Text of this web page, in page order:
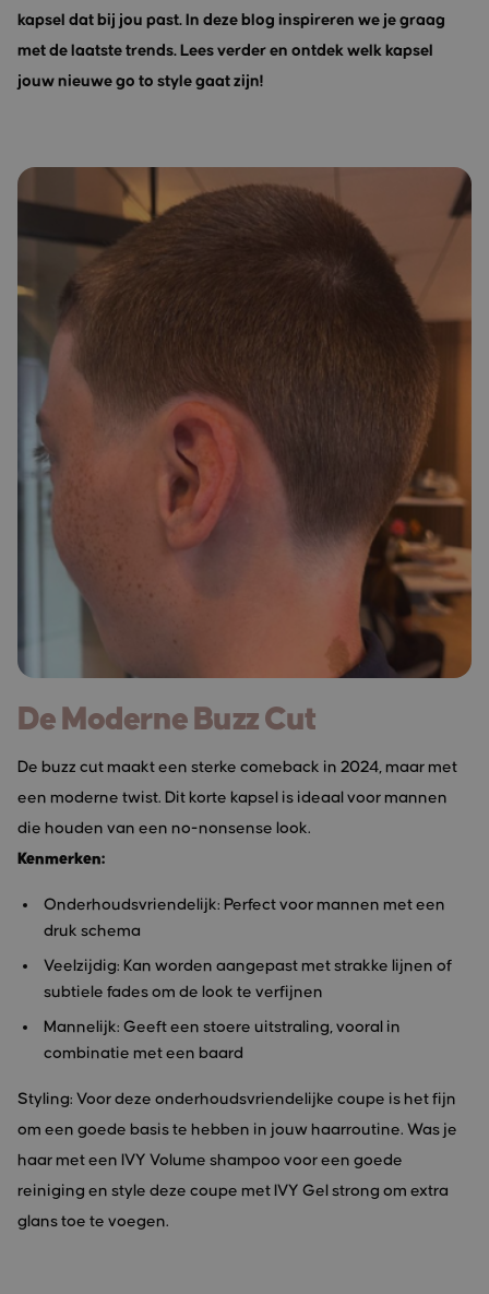
kapsel dat bij jou past. In deze blog inspireren we je graag
met de laatste trends. Lees verder en ontdek welk kapsel
jouw nieuwe go to style gaat zijn!
De Moderne Buzz Cut
De buzz cut maakt een sterke comeback in 2024, maar met
een moderne twist. Dit korte kapsel is ideaal voor mannen
die houden van een no-nonsense look.
Kenmerken:
Onderhoudsvriendelijk: Perfect voor mannen met een
druk schema
Veelzijdig: Kan worden aangepast met strakke lijnen of
subtiele fades om de look te verfijnen
Mannelijk: Geeft een stoere uitstraling, vooral in
combinatie met een baard
Styling: Voor deze onderhoudsvriendelijke coupe is het fijn
om een goede basis te hebben in jouw haarroutine. Was je
haar met een IVY Volume shampoo voor een goede
reiniging en style deze coupe met IVY Gel strong om extra
glans toe te voegen.